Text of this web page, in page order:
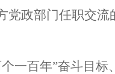
党政部门任职交
个一百年”奋斗目